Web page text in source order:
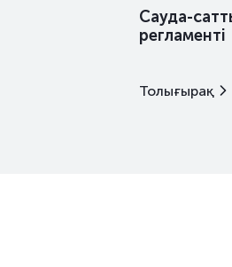
Сауда-
регламенті
Толығырақ